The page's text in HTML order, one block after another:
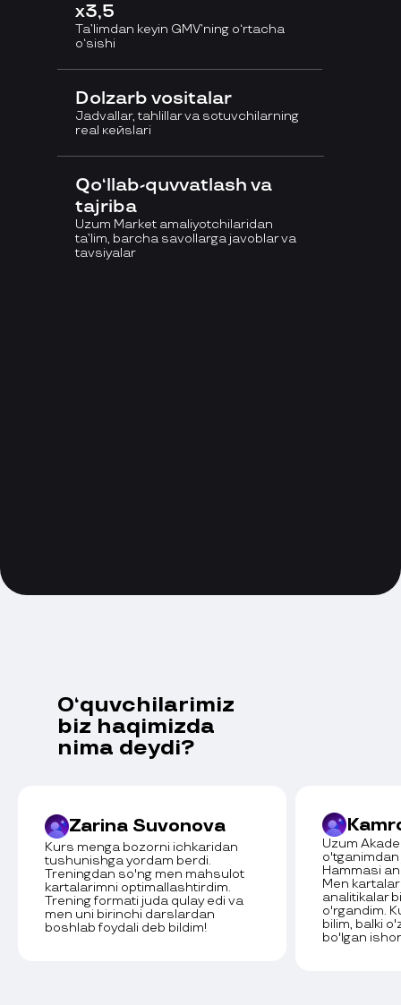
х3,5
Ta’limdan keyin GMV’ning o‘rtacha
o‘sishi
Dolzarb vositalar
Jadvallar, tahlillar va sotuvchilarning
real кейslari
Qo‘llab-quvvatlash va
tajriba
Uzum Market amaliyotchilaridan
ta’lim, barcha savollarga javoblar va
tavsiyalar
O‘quvchilarimiz
biz haqimizda
nima deydi?
Uzum
Hammasi
Men
analitikalar
o'rgandim.
bilim, balki
bo'lgan
Zarina Suvonova
Kurs menga bozorni ichkaridan
tushunishga yordam berdi.
Treningdan so'ng men mahsulot
kartalarimni optimallashtirdim.
Trening formati juda qulay edi va
men uni birinchi darslardan
boshlab foydali deb bildim!